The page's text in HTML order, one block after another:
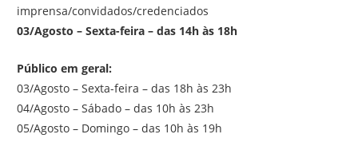
imprensa/convidados/credenciados
03/Agosto – Sexta-feira – das 14h às 18h
Público em geral:
03/Agosto – Sexta-feira – das 18h às 23h
04/Agosto – Sábado – das 10h às 23h
05/Agosto – Domingo – das 10h às 19h